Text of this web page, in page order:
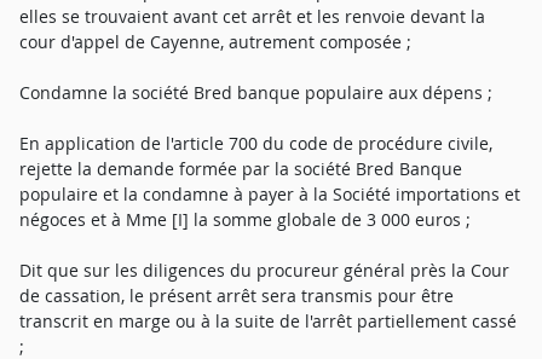
elles se trouvaient avant cet arrêt et les renvoie devant la
cour d'appel de Cayenne, autrement composée ;
Condamne la société Bred banque populaire aux dépens ;
En application de l'article 700 du code de procédure civile,
rejette la demande formée par la société Bred Banque
populaire et la condamne à payer à la Société importations et
négoces et à Mme [I] la somme globale de 3 000 euros ;
Dit que sur les diligences du procureur général près la Cour
de cassation, le présent arrêt sera transmis pour être
transcrit en marge ou à la suite de l'arrêt partiellement cassé
;